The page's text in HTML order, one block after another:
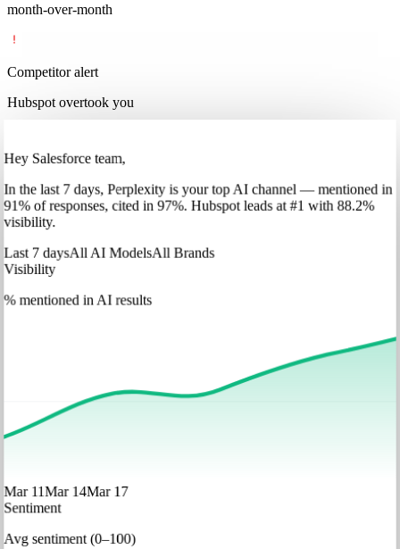
month-over-month
Competitor alert
Hubspot overtook you
Hey Salesforce team,
Inthe last 7 days, Perplexityis your top AI channel — mentioned in
91% of responses, cited in 97%. Hubspotleads at #1 with 88.2%
visibility.
Last 7 daysAll AI ModelsAll Brands
Visibility
% mentioned in AI results
Mar 11Mar 14Mar 17
Sentiment
Avg sentiment (0–100)